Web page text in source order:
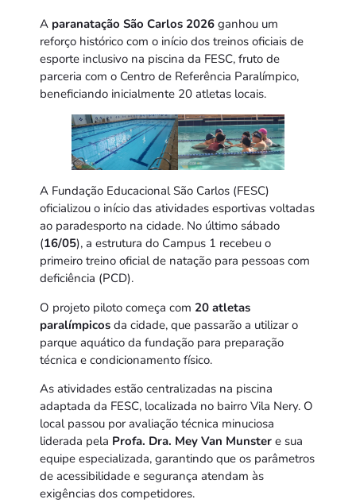
A paranatação São Carlos 2026 ganhou um
reforço histórico com o início dos treinos oficiais de
esporte inclusivo na piscina da FESC, fruto de
parceria com o Centro de Referência Paralímpico,
beneficiando inicialmente 20 atletas locais.
A Fundação Educacional São Carlos (FESC)
oficializou o início das atividades esportivas voltadas
ao paradesporto na cidade. No último sábado
(16/05), a estrutura do Campus 1 recebeu o
primeiro treino oficial de natação para pessoas com
deficiência (PCD).
O projeto piloto começa com 20 atletas
paralímpicos da cidade, que passarão a utilizar o
parque aquático da fundação para preparação
técnica e condicionamento físico.
As atividades estão centralizadas na piscina
adaptada da FESC, localizada no bairro Vila Nery. O
local passou por avaliação técnica minuciosa
liderada pela Profa. Dra. Mey Van Munster e sua
equipe especializada, garantindo que os parâmetros
de acessibilidade e segurança atendam às
exigências dos competidores.